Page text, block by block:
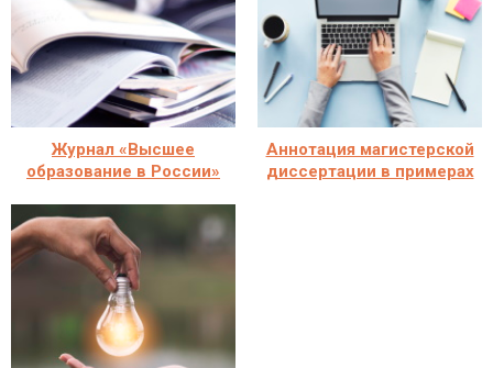
Журнал «Высшее
образование в России»
Аннотация магистерской
диссертации в примерах